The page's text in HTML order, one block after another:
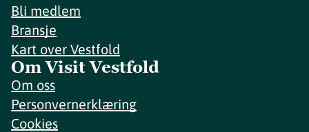
Bli medlem
Bransje
Kart over Vestfold
Om Visit Vestfold
Om oss
Personvernerklæring
Cookies